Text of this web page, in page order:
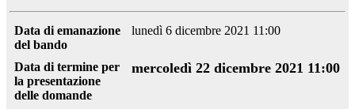
Data di emanazione
del bando
lunedì 6 dicembre 2021 11:00
Data di termine per
la presentazione
delle domande
mercoledì 22 dicembre 2021 11:00